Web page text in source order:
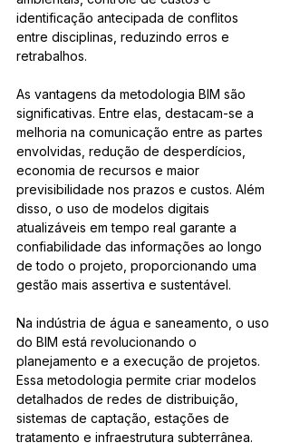
identificação antecipada de conflitos
entre disciplinas, reduzindo erros e
retrabalhos.
As vantagens da metodologia BIM são
significativas. Entre elas, destacam-se a
melhoria na comunicação entre as partes
envolvidas, redução de desperdícios,
economia de recursos e maior
previsibilidade nos prazos e custos. Além
disso, o uso de modelos digitais
atualizáveis em tempo real garante a
confiabilidade das informações ao longo
de todo o projeto, proporcionando uma
gestão mais assertiva e sustentável.
Na indústria de água e saneamento, o uso
do BIM está revolucionando o
planejamento e a execução de projetos.
Essa metodologia permite criar modelos
detalhados de redes de distribuição,
sistemas de captação, estações de
tratamento e infraestrutura subterrânea.